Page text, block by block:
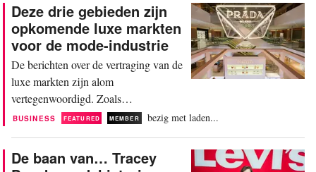
millennium. Ik arriveerde op mijn
vijfentwintigste op het hoofdkantoor
van Armani. Ik had net mijn
masteropleiding aan Central Saint
Martins in Londen...
Deze drie gebieden zijn
opkomende luxe markten
voor de mode-industrie
De berichten over de vertraging van de
luxe markten zijn alom
vertegenwoordigd. Zoals
FashionUnited eerder heeft gemeld, is
gedaald, vooral door een vertraging in
BUSINESS FEATURED MEMBER bezig met laden...
De baan van… Tracey